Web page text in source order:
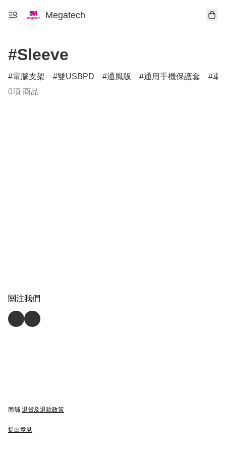
Megatech
#Sleeve
電腦支架 雙USBPD 通風版 通用手機保護套
車
0項 商品
關注我們
商舖 退貨及退款政策
提出意見